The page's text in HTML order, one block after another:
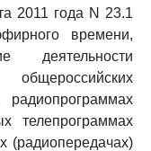
2011 года N 23.1
времени,
деятельности
радиопрограммах
телепрограммах
(радиопередачах)